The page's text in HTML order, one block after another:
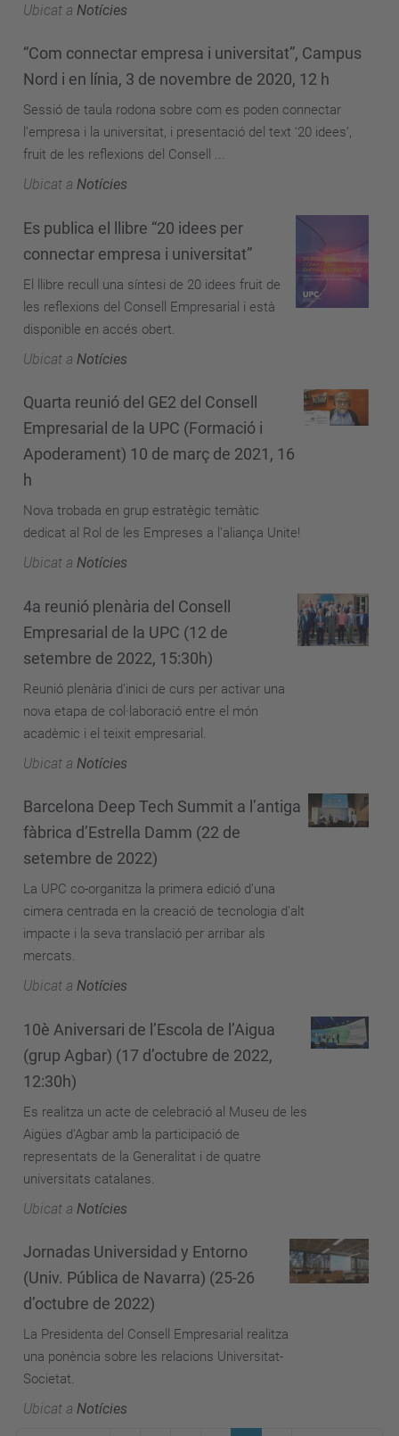
Ubicat a Notícies
“Com connectar empresa i universitat”, Campus
Nord i en línia, 3 de novembre de 2020, 12 h
Sessió de taula rodona sobre com es poden connectar
l’empresa i la universitat, i presentació del text ‘20 idees’,
fruit de les reflexions del Consell ...
Ubicat a Notícies
Es publica el llibre “20 idees per
connectar empresa i universitat”
El llibre recull una síntesi de 20 idees fruit de
les reflexions del Consell Empresarial i està
disponible en accés obert.
Ubicat a Notícies
Quarta reunió del GE2 del Consell
Empresarial de la UPC (Formació i
Apoderament) 10 de març de 2021, 16
h
Nova trobada en grup estratègic temàtic
dedicat al Rol de les Empreses a l'aliança Unite!
Ubicat a Notícies
4a reunió plenària del Consell
Empresarial de la UPC (12 de
setembre de 2022, 15:30h)
Reunió plenària d’inici de curs per activar una
nova etapa de col·laboració entre el món
acadèmic i el teixit empresarial.
Ubicat a Notícies
Barcelona Deep Tech Summit a l’antiga
fàbrica d’Estrella Damm (22 de
setembre de 2022)
La UPC co-organitza la primera edició d’una
cimera centrada en la creació de tecnologia d’alt
impacte i la seva translació per arribar als
mercats.
Ubicat a Notícies
10è Aniversari de l’Escola de l’Aigua
(grup Agbar) (17 d’octubre de 2022,
12:30h)
Es realitza un acte de celebració al Museu de les
Aigües d’Agbar amb la participació de
representats de la Generalitat i de quatre
universitats catalanes.
Ubicat a Notícies
Jornadas Universidad y Entorno
(Univ. Pública de Navarra) (25-26
d’octubre de 2022)
La Presidenta del Consell Empresarial realitza
una ponència sobre les relacions Universitat-
Societat.
Ubicat a Notícies